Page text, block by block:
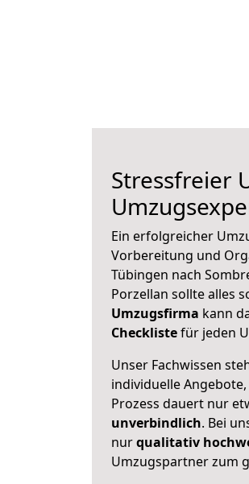
Stressfreier
Ein erfolgreicher
Vorbereitung und
Tübingen nach
Porzellan sollte alles
Umzugsfirma kann
Checklistefür jeden
Unser Fachwissen
individuelle
Prozess dauert nur
unverbindlich. Bei
nurqualitativ
Umzugspartner zum